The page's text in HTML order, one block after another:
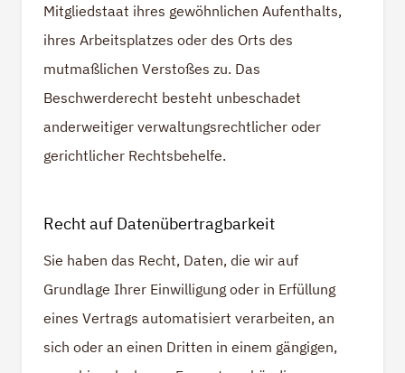
Mitgliedstaat ihres gewöhnlichen Aufenthalts,
ihres Arbeitsplatzes oder des Orts des
mutmaßlichen Verstoßes zu. Das
Beschwerderecht besteht unbeschadet
anderweitiger verwaltungsrechtlicher oder
gerichtlicher Rechtsbehelfe.
Recht auf Daten­übertrag­barkeit
Sie haben das Recht, Daten, die wir auf
Grundlage Ihrer Einwilligung oder in Erfüllung
eines Vertrags automatisiert verarbeiten, an
sich oder an einen Dritten in einem gängigen,